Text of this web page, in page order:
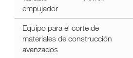
empujador
Equipo para el corte de
materiales de construcción
avanzados